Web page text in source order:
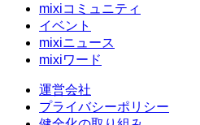
mixiコミュニティ
イベント
mixiニュース
mixiワード
運営会社
プライバシーポリシー